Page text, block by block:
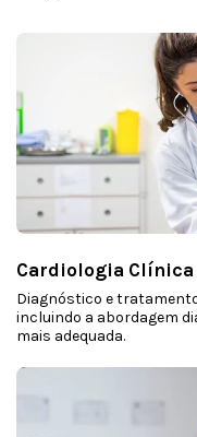
Cardiologia Clínica
Diagnóstico e
incluindo a abordagem
mais adequada.